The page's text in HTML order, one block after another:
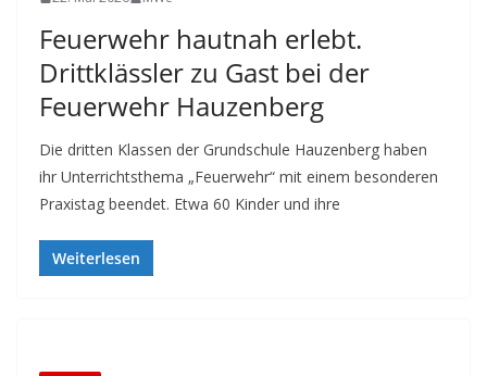
Feuerwehr hautnah erlebt.
Drittklässler zu Gast bei der
Feuerwehr Hauzenberg
Die dritten Klassen der Grundschule Hauzenberg haben
ihr Unterrichtsthema „Feuerwehr“ mit einem besonderen
Praxistag beendet. Etwa 60 Kinder und ihre
Weiterlesen